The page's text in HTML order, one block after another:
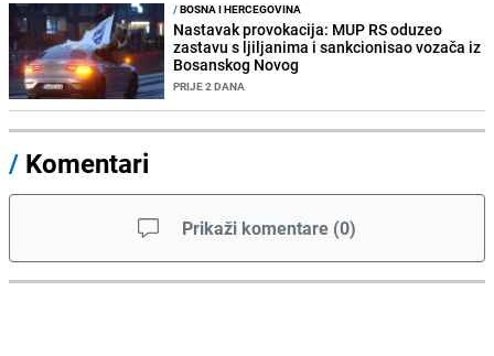
/BOSNA I HERCEGOVINA
Nastavak provokacija: MUP RS oduzeo
zastavu s ljiljanima i sankcionisao vozača iz
Bosanskog Novog
PRIJE 2 DANA
/ Komentari
Prikaži komentare (0)